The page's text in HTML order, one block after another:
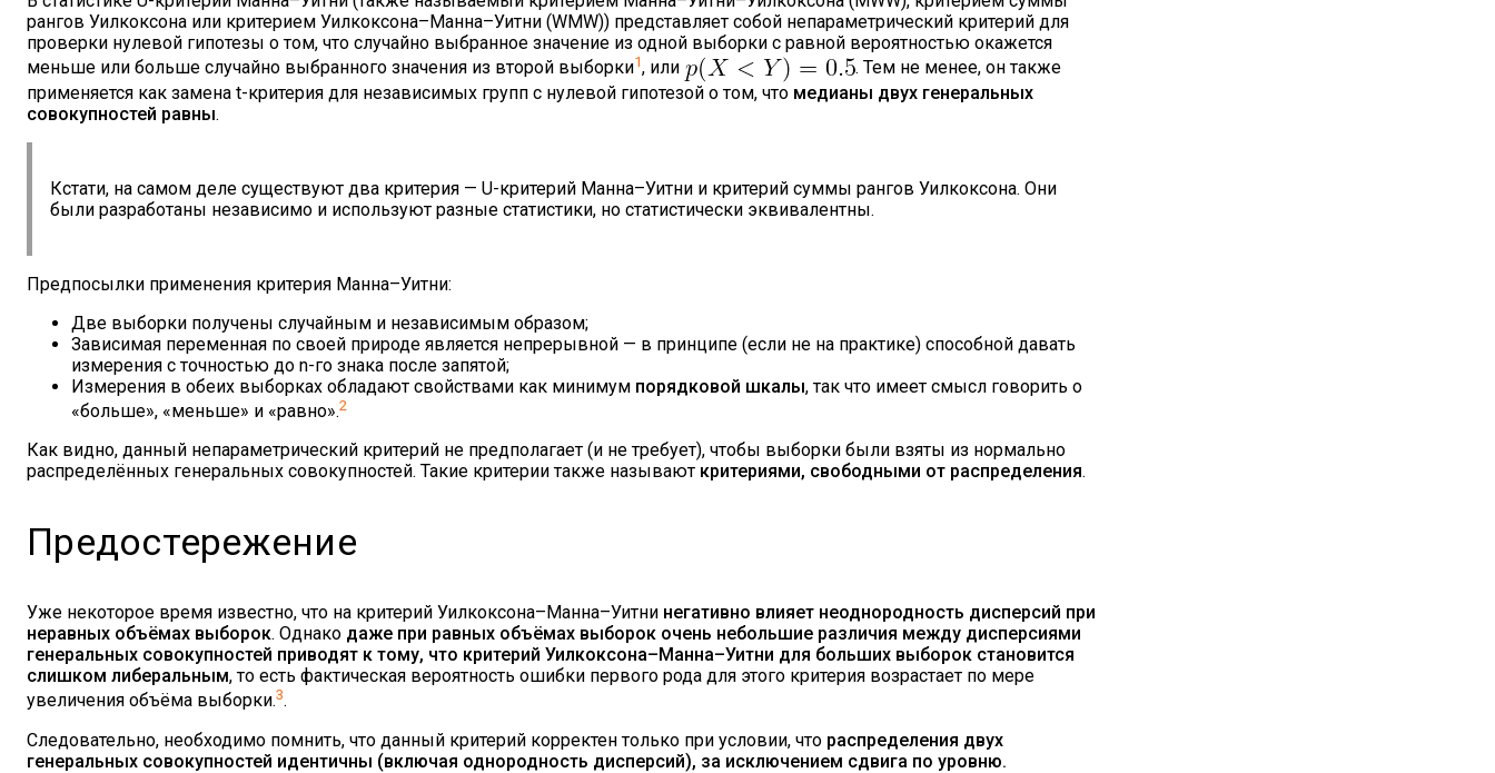
рангов Уилкоксона или критерием Уилкоксона–Манна–Уитни (WMW)) представляет собой непараметрический критерий для
проверки нулевой гипотезы о том, что случайно выбранное значение из одной выборки с равной вероятностью окажется
меньше или больше случайно выбранного значения из второй выборки1, или
. Тем не менее, он также
применяется как замена t-критерия для независимых групп с нулевой гипотезой о том, что медианы двух генеральных
совокупностей равны.
Кстати, на самом деле существуют два критерия — U-критерий Манна–Уитни и критерий суммы рангов Уилкоксона. Они
были разработаны независимо и используют разные статистики, но статистически эквивалентны.
Предпосылки применения критерия Манна–Уитни:
Две выборки получены случайным и независимым образом;
Зависимая переменная по своей природе является непрерывной — в принципе (если не на практике) способной давать
измерения с точностью до n-го знака после запятой;
Измерения в обеих выборках обладают свойствами как минимум порядковой шкалы, так что имеет смысл говорить о
«больше», «меньше» и «равно».2
Как видно, данный непараметрический критерий не предполагает (и не требует), чтобы выборки были взяты из нормально
распределённых генеральных совокупностей. Такие критерии также называют критериями, свободными от распределения.
Предостережение
Уже некоторое время известно, что на критерий Уилкоксона–Манна–Уитни негативно влияет неоднородность дисперсий при
неравных объёмах выборок. Однако даже при равных объёмах выборок очень небольшие различия между дисперсиями
генеральных совокупностей приводят к тому, что критерий Уилкоксона–Манна–Уитни для больших выборок становится
слишком либеральным, то есть фактическая вероятность ошибки первого рода для этого критерия возрастает по мере
увеличения объёма выборки.3.
Следовательно, необходимо помнить, что данный критерий корректен только при условии, что распределения двух
генеральных совокупностей идентичны (включая однородность дисперсий), за исключением сдвига по уровню.